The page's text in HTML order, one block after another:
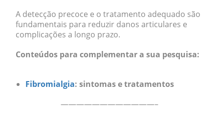
A detecção precoce e o tratamento adequado são
fundamentais para reduzir danos articulares e
complicações a longo prazo.
Conteúdos para complementar a sua pesquisa:
Fibromialgia: sintomas e tratamentos
————————————–